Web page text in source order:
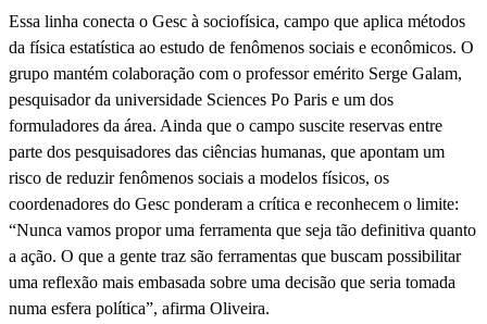
Essa linha conecta o Gesc à sociofísica, campo que aplica métodos
da física estatística ao estudo de fenômenos sociais e econômicos. O
grupo mantém colaboração com o professor emérito Serge Galam,
pesquisador da universidade Sciences Po Paris e um dos
formuladores da área. Ainda que o campo suscite reservas entre
parte dos pesquisadores das ciências humanas, que apontam um
risco de reduzir fenômenos sociais a modelos físicos, os
coordenadores do Gesc ponderam a crítica e reconhecem o limite:
“Nunca vamos propor uma ferramenta que seja tão definitiva quanto
a ação. O que a gente traz são ferramentas que buscam possibilitar
uma reflexão mais embasada sobre uma decisão que seria tomada
numa esfera política”, afirma Oliveira.